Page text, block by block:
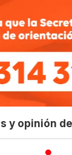
y opinión